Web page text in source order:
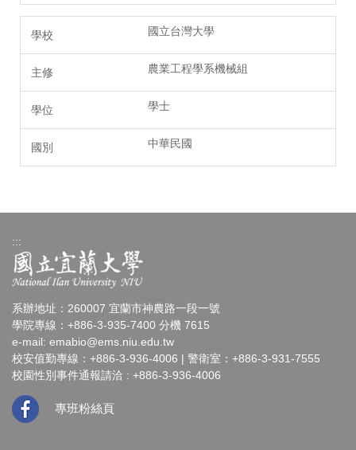
國立台灣大學
農業工程學系機械組
學士
中華民國
:::
系辦地址：260007 宜蘭市神農路一段一號
學院專線：+886-3-935-7400 分機 7615
e-mail: emabio@ems.niu.edu.tw
校安值勤專線：+886-3-936-4006 | 警衛室：+886-3-931-7555
校園性別事件通報請洽 : +886-3-936-4006
專班粉絲頁